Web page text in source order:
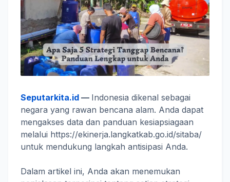
Seputarkita.id — Indonesia dikenal sebagai
negara yang rawan bencana alam. Anda dapat
mengakses data dan panduan kesiapsiagaan
melalui https://ekinerja.langkatkab.go.id/sitaba/
untuk mendukung langkah antisipasi Anda.
Dalam artikel ini, Anda akan menemukan